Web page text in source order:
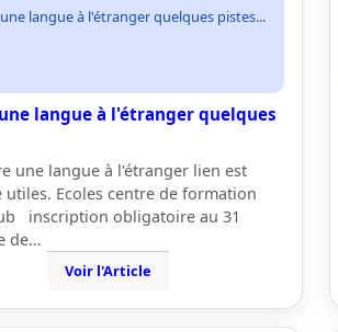
langue à l'étranger quelques pistes...
langue à l'étranger quelques
une langue à l'étranger lien est
utiles. Ecoles centre de formation
inscription obligatoire au 31
de…
Voir l'Article